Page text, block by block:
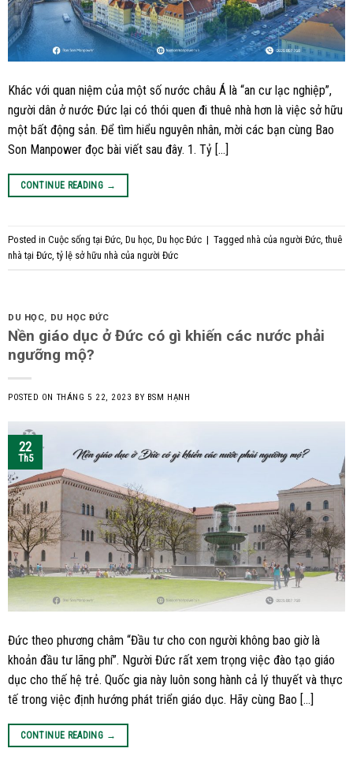
Khác với quan niệm của một số nước châu Á là “an cư lạc nghiệp”,
người dân ở nước Đức lại có thói quen đi thuê nhà hơn là việc sở hữu
một bất động sản. Để tìm hiểu nguyên nhân, mời các bạn cùng Bao
Son Manpower đọc bài viết sau đây. 1. Tỷ […]
CONTINUE READING →
Posted in Cuộc sống tại Đức Du học Du học Đức | Tagged nhà của người Đức ,thuê
nhà tại Đức ,tỷ lệ sở hữu nhà của người Đức
DU HỌC, DU HỌC ĐỨC
Nền giáo dục ở Đức có gì khiến các nước phải
ngưỡng mộ?
POSTED ON THÁNG 5 22, 2023 BY BSM HẠNH
22
Th5
Đức theo phương châm “Đầu tư cho con người không bao giờ là
khoản đầu tư lãng phí”. Người Đức rất xem trọng việc đào tạo giáo
dục cho thế hệ trẻ. Quốc gia này luôn song hành cả lý thuyết và thực
tế trong việc định hướng phát triển giáo dục. Hãy cùng Bao […]
CONTINUE READING →